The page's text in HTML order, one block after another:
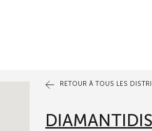
RETOUR À TOUS LES